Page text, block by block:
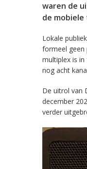
waren de
de mobiele
Lokale
formeel geen
multiplex is
nog acht
De uitrol van
december
verder